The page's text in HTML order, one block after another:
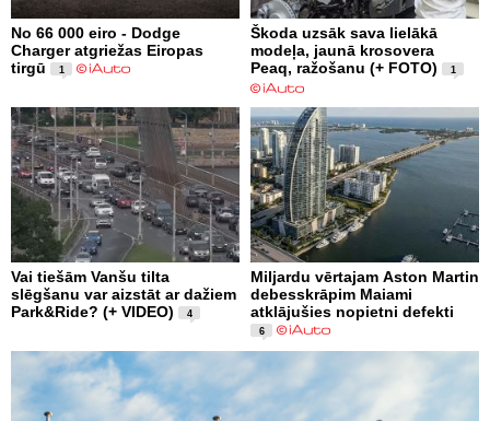
No 66 000 eiro - Dodge
Charger atgriežas Eiropas
tirgū
1
Škoda uzsāk sava lielākā
modeļa, jaunā krosovera
Peaq, ražošanu (+ FOTO)
1
Vai tiešām Vanšu tilta
slēgšanu var aizstāt ar dažiem
Park&Ride? (+ VIDEO)
4
Miljardu vērtajam Aston Martin
debesskrāpim Maiami
atklājušies nopietni defekti
6